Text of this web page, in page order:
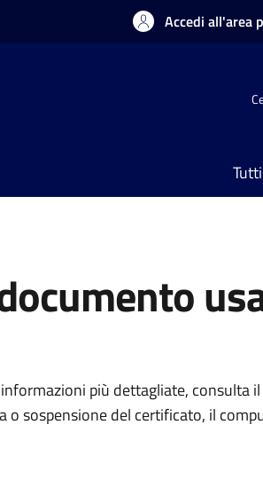
Accedi all'area
più dettagliate, consulta
sospensione del certificato, il